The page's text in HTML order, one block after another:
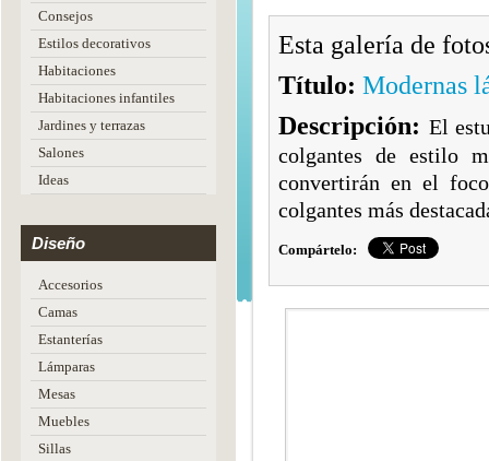
Consejos
Estilos decorativos
Habitaciones
Habitaciones infantiles
Jardines y terrazas
Salones
Ideas
Diseño
Accesorios
Camas
Estanterías
Lámparas
Mesas
Muebles
Sillas
Esta galería de
Título: Modernas
Descripción: El
colgantes de estilo
convertirán en el
colgantes más
Compártelo: